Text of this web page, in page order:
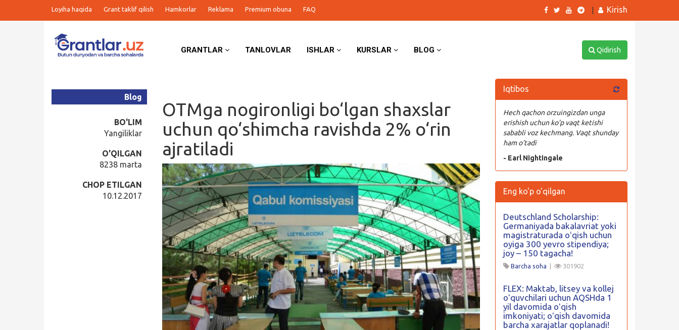
Loyiha haqida Grant taklif qilish Hamkorlar Reklama Premium obuna FAQ Kirish
GRANTLAR TANLOVLAR ISHLAR KURSLAR BLOG Qidirish
OTMga nogironligi bo‘lgan shaxslar
uchun qo‘shimcha ravishda 2% o‘rin
ajratiladi
Blog
BO'LIM
Yangiliklar
O'QILGAN
8238 marta
CHOP ETILGAN
10.12.2017
Iqtibos
Hech qachon orzuingizdan unga
erishish uchun ko’p vaqt ketishi
sababli voz kechmang. Vaqt shunday
ham o’tadi
- Earl Nightingale
Eng ko'p o'qilgan
Deutschland Scholarship:
Germaniyada bakalavriat yoki
magistraturada oʻqish uchun
oyiga 300 yevro stipendiya;
joy – 150 tagacha!
Barcha soha 301902
FLEX: Maktab, litsey va kollej
oʻquvchilari uchun AQSHda 1
yil davomida oʻqish
imkoniyati; oʻqish davomida
barcha xarajatlar qoplanadi!